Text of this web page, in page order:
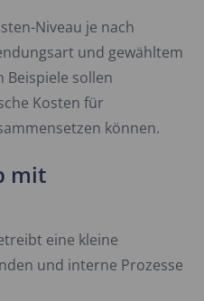
Niveau je nach
und gewähltem
Beispiele sollen
Kosten für
können.
mit
eine kleine
und interne Prozesse